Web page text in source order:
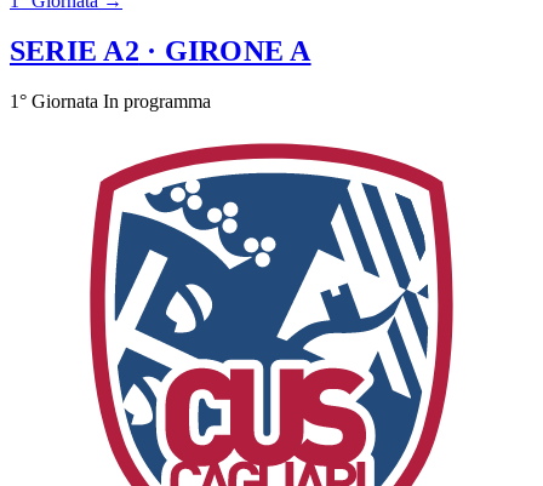
SERIE A2 · GIRONE A
1° Giornata In programma